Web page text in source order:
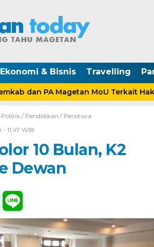
Ekonomi & Bisnis Travelling
dan PA Magetan MoU Terkait Hak
/ Pendidikan / Peristiwa
11:47 WIB
10 Bulan, K2
Dewan